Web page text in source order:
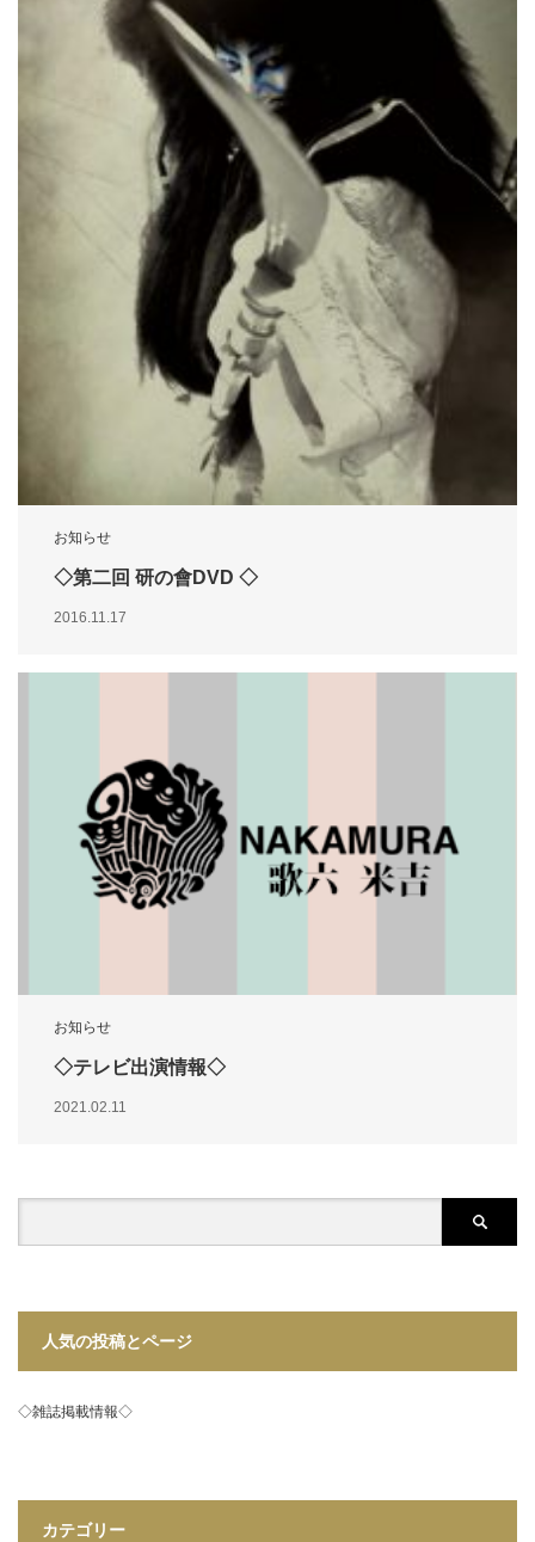
お知らせ
◇第二回 研の會DVD ◇
2016.11.17
お知らせ
◇テレビ出演情報◇
2021.02.11
人気の投稿とページ
◇雑誌掲載情報◇
カテゴリー